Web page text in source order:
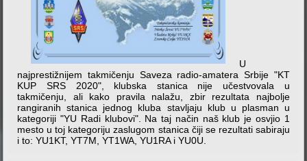
U
najprestižnijem takmičenju Saveza radio-amatera Srbije "KT
KUP SRS 2020", klubska stanica nije učestvovala u
takmičenju, ali kako pravila nalažu, zbir rezultata najbolje
rangiranih stanica jednog kluba stavljaju klub u plasman u
kategoriji "YU Radi klubovi". Na taj način naš klub je osvjio 1
mesto u toj kategoriju zaslugom stanica čiji se rezultati sabiraju
i to: YU1KT, YT7M, YT1WA, YU1RA i YU0U.